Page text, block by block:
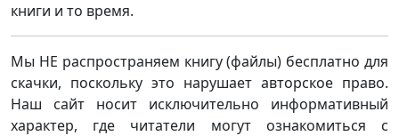
книги и то время.
Мы НЕ распространяем книгу (файлы) бесплатно для
скачки, поскольку это нарушает авторское право.
Наш сайт носит исключительно информативный
характер, где читатели могут ознакомиться с